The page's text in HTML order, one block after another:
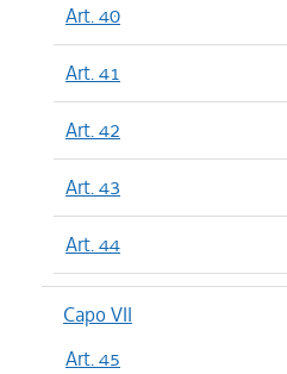
Art. 40
Art. 41
Art. 42
Art. 43
Art. 44
Capo VII
Art. 45